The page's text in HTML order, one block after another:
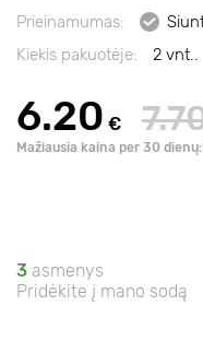
Prieinamumas:
Kiekis pakuotėje:
2 vnt..
6.20 €
Mažiausia kaina per 30
3 asmenys
Pridėkite į mano sodą